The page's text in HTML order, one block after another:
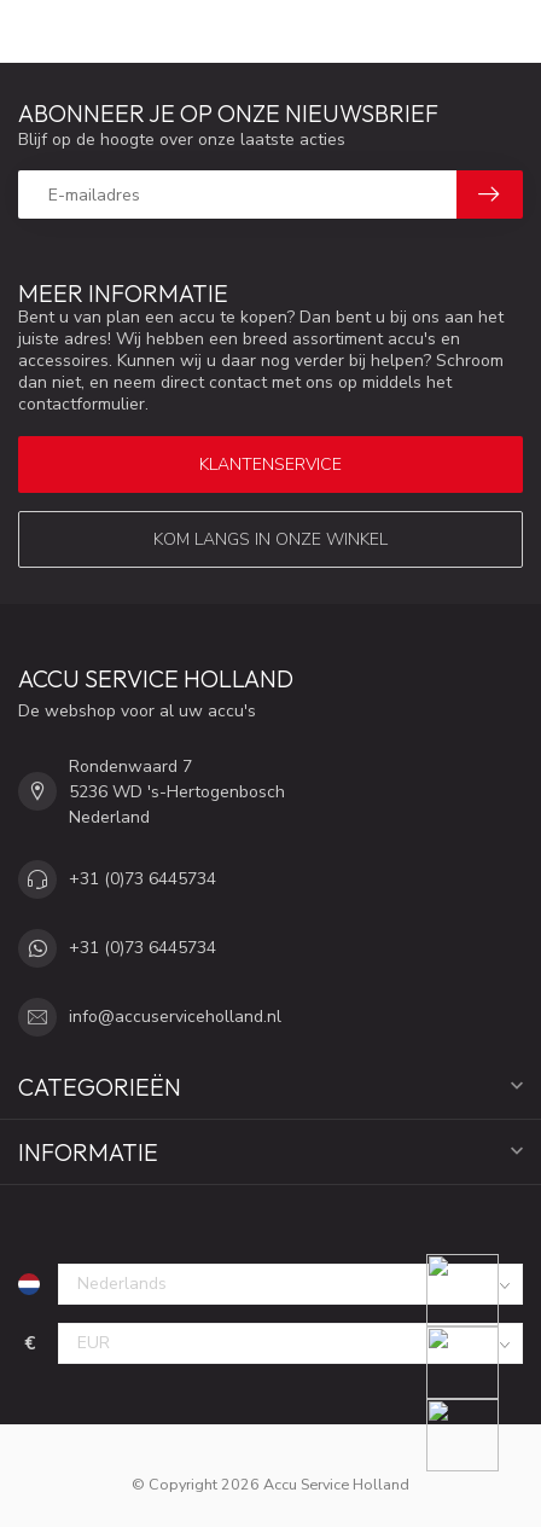
MEER INFORMATIE
Bent u van plan een accu te kopen? Dan bent u bij ons aan het
juiste adres! Wij hebben een breed assortiment accu's en
accessoires. Kunnen wij u daar nog verder bij helpen? Schroom
dan niet, en neem direct contact met ons op middels het
contactformulier.
KLANTENSERVICE
KOM LANGS IN ONZE WINKEL
ABONNEER JE OP ONZE NIEUWSBRIEF
Blijf op de hoogte over onze laatste acties
ACCU SERVICE HOLLAND
De webshop voor al uw accu's
Rondenwaard 7
5236 WD 's-Hertogenbosch
Nederland
+31 (0)73 6445734
+31 (0)73 6445734
info@accuserviceholland.nl
CATEGORIEËN
INFORMATIE
€
© Copyright 2026 Accu Service Holland